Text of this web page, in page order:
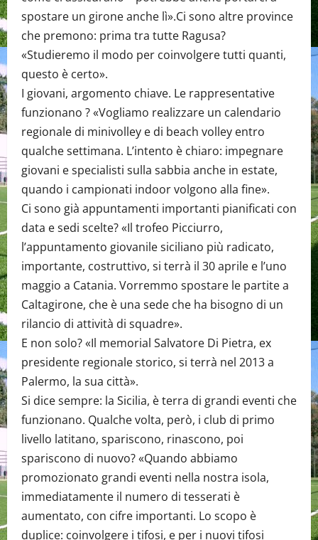
spostare un girone anche lì».Ci sono altre province
che premono: prima tra tutte Ragusa?
«Studieremo il modo per coinvolgere tutti quanti,
questo è certo».
I giovani, argomento chiave. Le rappresentative
funzionano ? «Vogliamo realizzare un calendario
regionale di minivolley e di beach volley entro
qualche settimana. L’intento è chiaro: impegnare
giovani e specialisti sulla sabbia anche in estate,
quando i campionati indoor volgono alla fine».
Ci sono già appuntamenti importanti pianificati con
data e sedi scelte? «Il trofeo Picciurro,
l’appuntamento giovanile siciliano più radicato,
importante, costruttivo, si terrà il 30 aprile e l’uno
maggio a Catania. Vorremmo spostare le partite a
Caltagirone, che è una sede che ha bisogno di un
rilancio di attività di squadre».
E non solo? «Il memorial Salvatore Di Pietra, ex
presidente regionale storico, si terrà nel 2013 a
Palermo, la sua città».
Si dice sempre: la Sicilia, è terra di grandi eventi che
funzionano. Qualche volta, però, i club di primo
livello latitano, spariscono, rinascono, poi
spariscono di nuovo? «Quando abbiamo
promozionato grandi eventi nella nostra isola,
immediatamente il numero di tesserati è
aumentato, con cifre importanti. Lo scopo è
duplice: coinvolgere i tifosi, e per i nuovi tifosi